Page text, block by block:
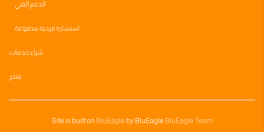
الدعم الفني
استشاره فرديه مدفوعة
شراء خدمات
متجر
Site is built on BluEagle by BluEagle BluEagle Team